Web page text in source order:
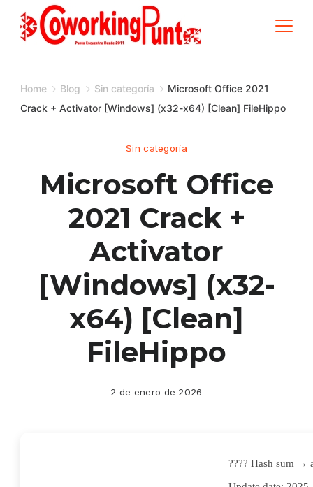
Home Blog Sin categoría
Microsoft Office 2021
Crack + Activator [Windows] (x32-x64) [Clean] FileHippo
Sin categoría
Microsoft Office
2021 Crack +
Activator
[Windows] (x32-
x64) [Clean]
FileHippo
2 de enero de 2026
???? Hash sum →